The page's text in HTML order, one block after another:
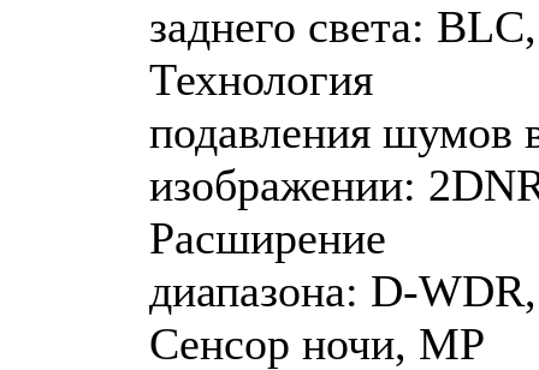
заднего света: BLC,
Технология
подавления шумов
изображении:
Расширение
диапазона: D-WDR,
Сенсор ночи, MP